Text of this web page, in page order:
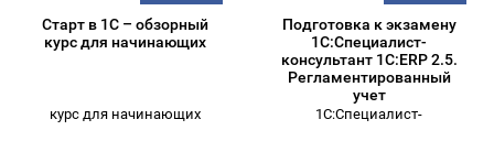
Старт в 1С – обзорный
курс для начинающих
Подготовка к экзамену
1С:Специалист-
консультант 1С:ERP 2.5.
Регламентированный
учет